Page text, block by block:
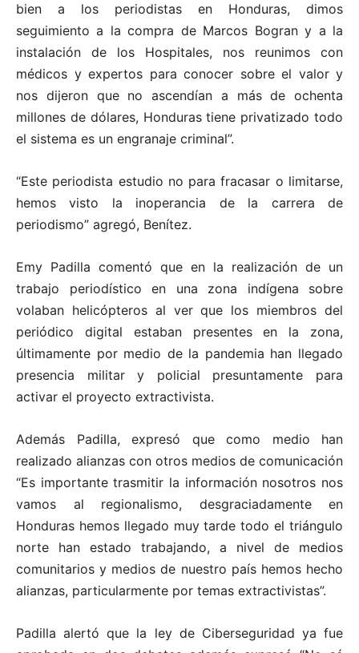
bien a los periodistas en Honduras, dimos
seguimiento a la compra de Marcos Bogran y a la
instalación de los Hospitales, nos reunimos con
médicos y expertos para conocer sobre el valor y
nos dijeron que no ascendían a más de ochenta
millones de dólares, Honduras tiene privatizado todo
el sistema es un engranaje criminal”.
“Este periodista estudio no para fracasar o limitarse,
hemos visto la inoperancia de la carrera de
periodismo” agregó, Benítez.
Emy Padilla comentó que en la realización de un
trabajo periodístico en una zona indígena sobre
volaban helicópteros al ver que los miembros del
periódico digital estaban presentes en la zona,
últimamente por medio de la pandemia han llegado
presencia militar y policial presuntamente para
activar el proyecto extractivista.
Además Padilla, expresó que como medio han
realizado alianzas con otros medios de comunicación
“Es importante trasmitir la información nosotros nos
vamos al regionalismo, desgraciadamente en
Honduras hemos llegado muy tarde todo el triángulo
norte han estado trabajando, a nivel de medios
comunitarios y medios de nuestro país hemos hecho
alianzas, particularmente por temas extractivistas”.
Padilla alertó que la ley de Ciberseguridad ya fue